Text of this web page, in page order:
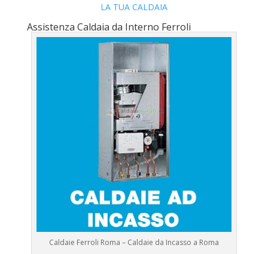
LA TUA CALDAIA
Assistenza Caldaia da Interno Ferroli
Caldaie Ferroli Roma – Caldaie da Incasso a Roma